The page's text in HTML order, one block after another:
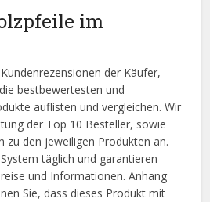
im
der Käufer,
bestbewertesten und
auflisten und vergleichen. Wir
der Top 10 Besteller, sowie
zu den jeweiligen Produkten an.
täglich und garantieren
und Informationen. Anhang
Sie, dass dieses Produkt mit